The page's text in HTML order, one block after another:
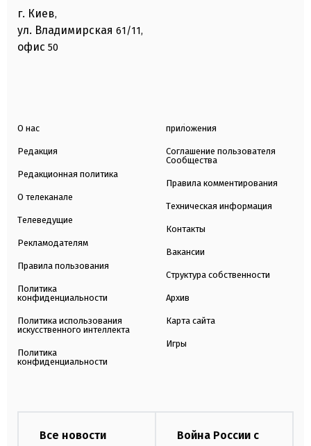
г. Киев,
ул. Владимирская 61/11,
офис 50
О нас
Редакция
Редакционная политика
О телеканале
Телеведущие
Рекламодателям
Правила пользования
Политика
конфиденциальности
Политика использования
искусственного интеллекта
Политика
конфиденциальности
приложения
Соглашение пользователя
Сообщества
Правила комментирования
Техническая информация
Контакты
Вакансии
Структура собственности
Архив
Карта сайта
Игры
Все новости
Война России с